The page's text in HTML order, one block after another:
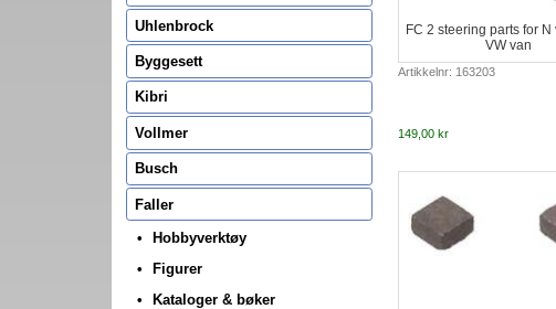
FC 2 steering parts for N
VW van
Artikkelnr: 163203
149,00 kr
Uhlenbrock
Byggesett
Kibri
Vollmer
Busch
Faller
Hobbyverktøy
Figurer
Kataloger & bøker